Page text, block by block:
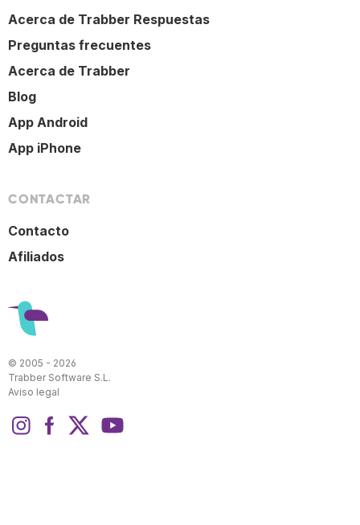
Acerca de Trabber Respuestas
Preguntas frecuentes
Acerca de Trabber
Blog
App Android
App iPhone
CONTACTAR
Contacto
Afiliados
© 2005 - 2026
Trabber Software S.L.
Aviso legal